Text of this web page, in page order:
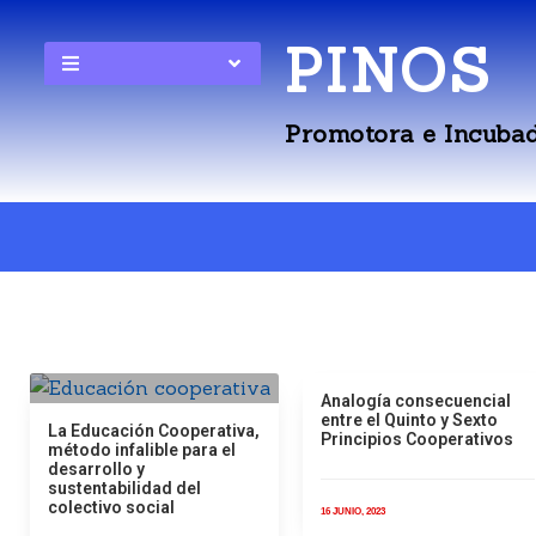
PINOS
Promotora e
La Educación Cooperativa,
método infalible para el
desarrollo y
sustentabilidad del
colectivo social
Analogía consecuencial
entre el Quinto y Sexto
Principios Cooperativos
16 JUNIO, 2023